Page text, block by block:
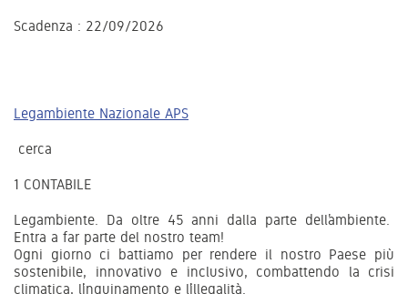
Scadenza : 22/09/2026
Legambiente Nazionale APS
cerca
1 CONTABILE
Legambiente. Da oltre 45 anni dalla parte dell’ambiente.
Entra a far parte del nostro team!
Ogni giorno ci battiamo per rendere il nostro Paese più
sostenibile, innovativo e inclusivo, combattendo la crisi
climatica, l’inquinamento e l’illegalità.